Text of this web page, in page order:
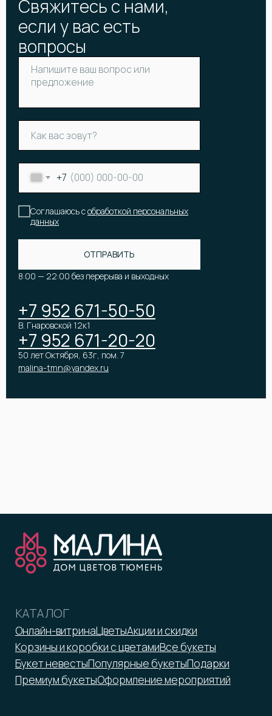
Свяжитесь с нами,
если у вас есть
вопросы
+7
Соглашаюсь собработкой персональных
данных
ОТПРАВИТЬ
8:00 — 22:00 без перерыва и выходных
+7 952 671-50-50
В. Гнаровской 12к1
+7 952 671-20-20
50 лет Октября, 63г, пом. 7
malina-tmn@yandex.ru
КАТАЛОГ
Онлайн-витринаЦветыАкции и скидки
Корзины и коробки с цветамиВсе букеты
Премиум букетыОформление мероприятий
Доставка
экстремистской организацией
ООО «Малина»
ИНН 7203372423
malina-tmn@yandex.ru
+7 952 671-50-50